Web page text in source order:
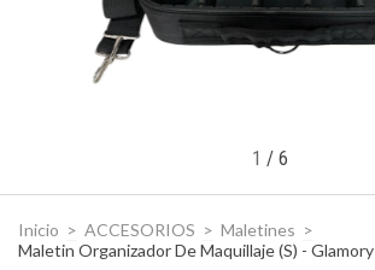
1 / 6
Inicio > ACCESORIOS > Maletines >
Maletin Organizador De Maquillaje (S) - Glamory